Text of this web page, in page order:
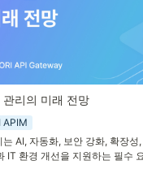
검증
API 요청에 포함된 모든
다. 이를 통해 SQL 인젝션, 크로
API에 대한 과도한 요
한(rate limiting)을 설정하는 것
나 DDoS 공격을 방어하고, 서
다.
키 관리
하고, 인증할 수 있습니다. API
되지 않도록 관리해야 합니다.
리의 중요성과 발전 방향
의 중요성은 날로 커지고 있으
은 더욱 확대될 것입니다. 빠르
리는 기업의 경쟁력을 유지하고,
관리의 미래 전망
APIM
는 AI, 자동화, 보안 강화, 확장
IT 환경 개선을 지원하는 필수